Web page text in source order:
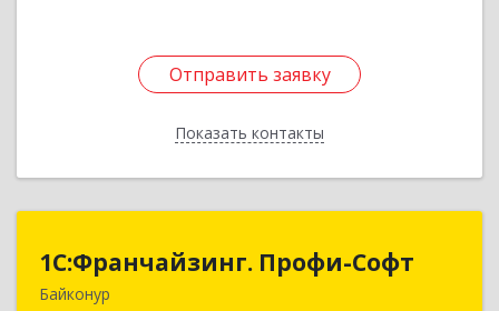
Отправить заявку
Показать контакты
Отправить заявку
Назад
1С:Франчайзинг. Профи-Софт
Байконур
1С:Франчайзинг. Профи-Софт
468320, Байконур г, Ленина ул, дом № 10,